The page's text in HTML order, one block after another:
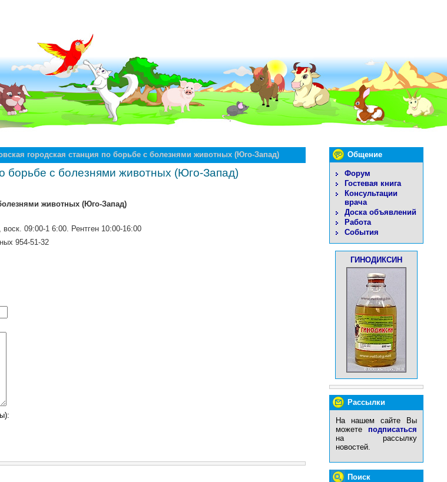
Общение
Форум
Гостевая книга
Консультации
врача
Доска объявлений
Работа
События
ГИНОДИКСИН
Рассылки
На нашем сайте Вы
можете подписаться
на рассылку
новостей.
Поиск
городская станция по борьбе с болезнями животных (Юго-Запад)
борьбе с болезнями животных (Юго-Запад)
животных (Юго-Запад)
09:00-1 6:00. Рентген 10:00-16:00
954-51-32